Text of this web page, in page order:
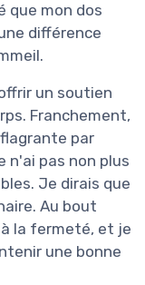
que mon dos
différence
un soutien
Franchement,
par
n'ai pas non plus
Je dirais que
Au bout
la fermeté, et je
une bonne